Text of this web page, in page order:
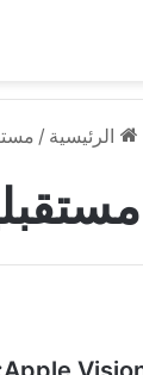
الرئيسية /